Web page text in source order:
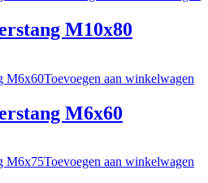
M10x80
Toevoegen aan winkelwagen
M6x60
Toevoegen aan winkelwagen